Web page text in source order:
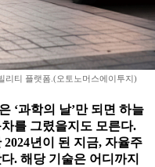
리티 플랫폼.(오토노머스에이투지)
‘과학의 날’만 되면 하늘
를 그렸을지도 모른다.
년이 된 지금, 자율주
. 해당 기술은 어디까지